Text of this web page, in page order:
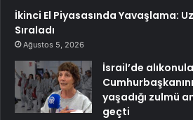
İkinci El Piyasasında Yavaşlama:
Sıraladı
Ağustos 5, 2026
İsrail’de
yaşadığı zulmü
geçti